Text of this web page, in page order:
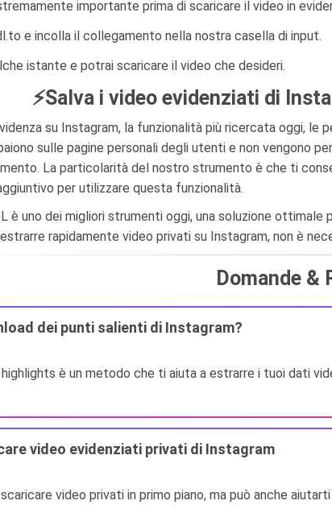
importante prima di scaricare il video in
e incolla il collegamento nella nostra casella di input.
istante e potrai scaricare il video che desideri.
⚡Salva i video evidenziati di
su Instagram, la funzionalità più ricercata oggi,
sulle pagine personali degli utenti e non vengono
La particolarità del nostro strumento è che ti
per utilizzare questa funzionalità.
è uno dei migliori strumenti oggi, una soluzione
rapidamente video privati ​​su Instagram, non è
Domande &
dei punti salienti di Instagram?
è un metodo che ti aiuta a estrarre i tuoi dati
video evidenziati privati ​​di Instagram
video privati ​​in primo piano, ma può anche